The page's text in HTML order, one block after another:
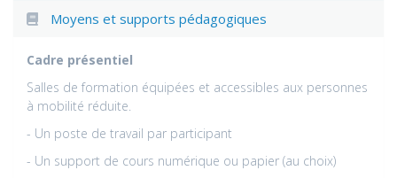
Moyens et supports pédagogiques
Cadre présentiel
Salles de formation équipées et accessibles aux personnes
à mobilité réduite.
- Un poste de travail par participant
- Un support de cours numérique ou papier (au choix)